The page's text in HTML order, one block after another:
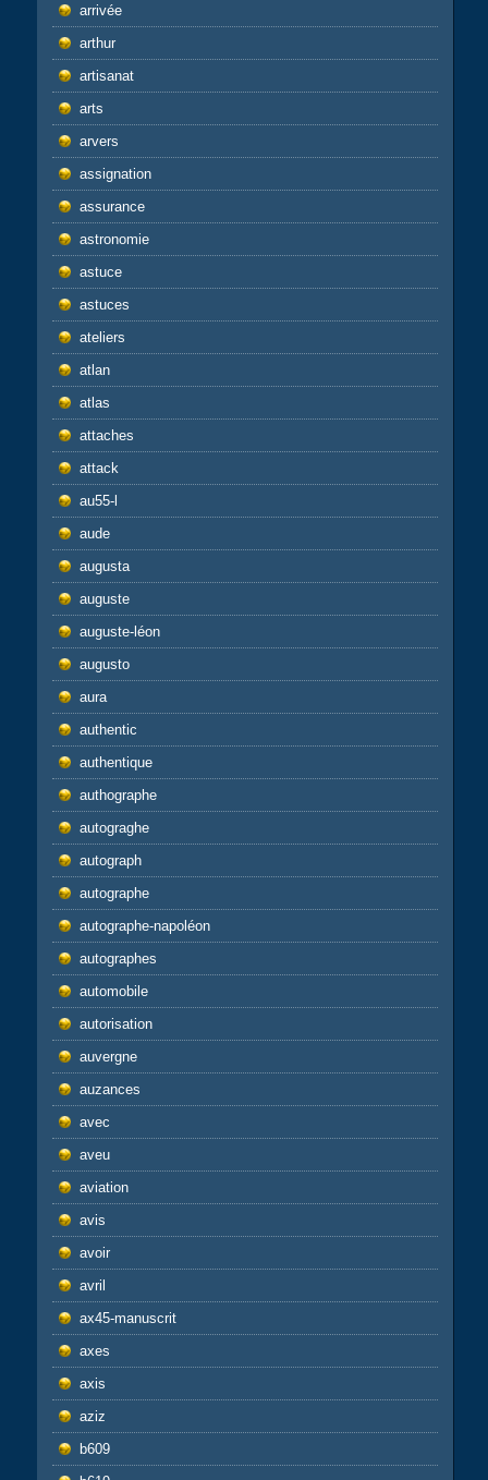
arrivée
arthur
artisanat
arts
arvers
assignation
assurance
astronomie
astuce
astuces
ateliers
atlan
atlas
attaches
attack
au55-l
aude
augusta
auguste
auguste-léon
augusto
aura
authentic
authentique
authographe
autograghe
autograph
autographe
autographe-napoléon
autographes
automobile
autorisation
auvergne
auzances
avec
aveu
aviation
avis
avoir
avril
ax45-manuscrit
axes
axis
aziz
b609